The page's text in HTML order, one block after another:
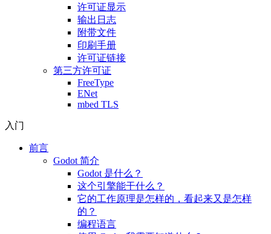
许可证显示
输出日志
附带文件
印刷手册
许可证链接
第三方许可证
FreeType
ENet
mbed TLS
入门
前言
Godot 简介
Godot 是什么？
这个引擎能干什么？
它的工作原理是怎样的，看起来又是怎样
的？
编程语言